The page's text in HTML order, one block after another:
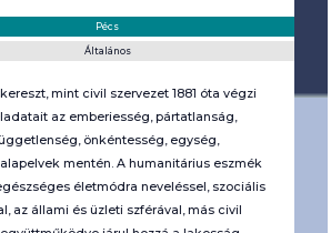
Pécs
Általános
mint civil szervezet 1881 óta végzi
az emberiesség, pártatlanság,
önkéntesség, egység,
mentén. A humanitárius eszmék
életmódra neveléssel, szociális
az állami és üzleti szférával, más civil